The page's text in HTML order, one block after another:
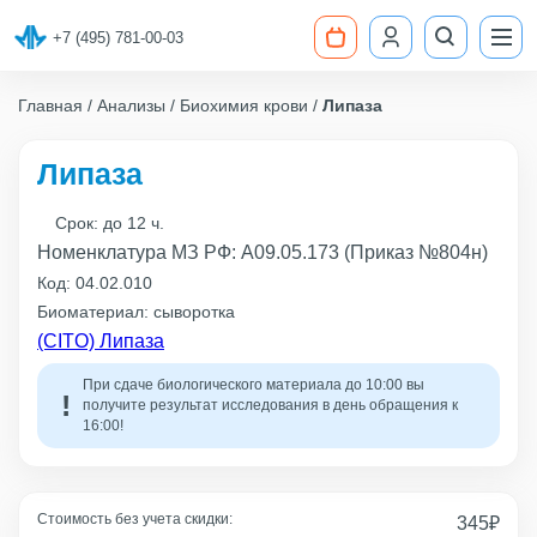
+7 (495) 781-00-03
Главная Анализы Биохимия крови Липаза
Стоимость без учета скидки: 345₽
Липаза
Срок: до 12 ч.
Номенклатура МЗ РФ: A09.05.173 (Приказ №804н)
Код: 04.02.010
Биоматериал: сыворотка
(CITO) Липаза
При сдаче биологического материала до 10:00 вы
получите результат исследования в день обращения к
16:00!